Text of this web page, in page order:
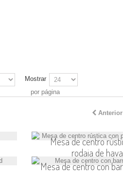
Mostrar
por página
Anterior
Mesa de centro
rodaja de haya
Mesa de centro con